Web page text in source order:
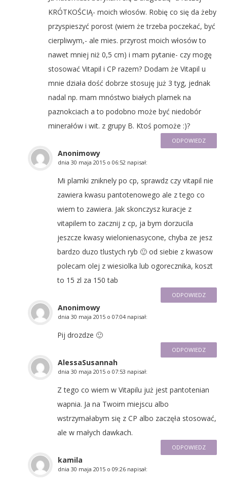
KRÓTKOŚCIĄ- moich włosów. Robię co się da żeby
przyspieszyć porost (wiem że trzeba poczekać, być
cierpliwym,- ale mies. przyrost moich włosów to
nawet mniej niż 0,5 cm) i mam pytanie- czy mogę
stosować Vitapil i CP razem? Dodam że Vitapil u
mnie działa dość dobrze stosuję już 3 tyg, jednak
nadal np. mam mnóstwo białych plamek na
paznokciach a to podobno może być niedobór
minerałów i wit. z grupy B. Ktoś pomoże :)?
ODPOWIEDZ
Anonimowy
dnia 30 maja 2015 o 06:52 napisał:
Mi plamki zniknely po cp, sprawdz czy vitapil nie
zawiera kwasu pantotenowego ale z tego co
wiem to zawiera. Jak skonczysz kuracje z
vitapilem to zacznij z cp, ja bym dorzucila
jeszcze kwasy wielonienasycone, chyba ze jesz
bardzo duzo tlustych ryb 🙂 od siebie z kwasow
polecam olej z wiesiolka lub ogorecznika, koszt
to 15 zl za 150 tab
ODPOWIEDZ
Anonimowy
dnia 30 maja 2015 o 07:04 napisał:
Pij drozdze 🙂
ODPOWIEDZ
AlessaSusannah
dnia 30 maja 2015 o 07:53 napisał:
Z tego co wiem w Vitapilu już jest pantotenian
wapnia. Ja na Twoim miejscu albo
wstrzymałabym się z CP albo zaczęła stosować,
ale w małych dawkach.
ODPOWIEDZ
kamila
dnia 30 maja 2015 o 09:26 napisał: